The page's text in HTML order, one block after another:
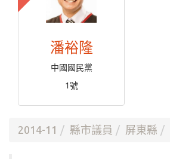
潘裕隆
中國國民黨
1號
2014-11 縣市議員 屏東縣